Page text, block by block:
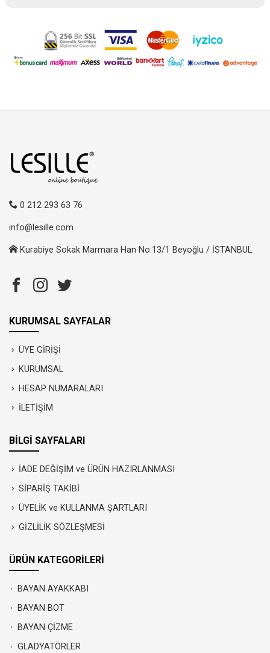
0 212 293 63 76
info@lesille.com
Kurabiye Sokak Marmara Han No:13/1 Beyoğlu / İSTANBUL
KURUMSAL SAYFALAR
ÜYE GİRİŞİ
KURUMSAL
HESAP NUMARALARI
İLETİŞİM
BİLGİ SAYFALARI
İADE DEĞİŞİM ve ÜRÜN HAZIRLANMASI
SİPARİŞ TAKİBİ
ÜYELİK ve KULLANMA ŞARTLARI
GİZLİLİK SÖZLEŞMESİ
ÜRÜN KATEGORİLERİ
BAYAN AYAKKABI
BAYAN BOT
BAYAN ÇİZME
GLADYATÖRLER